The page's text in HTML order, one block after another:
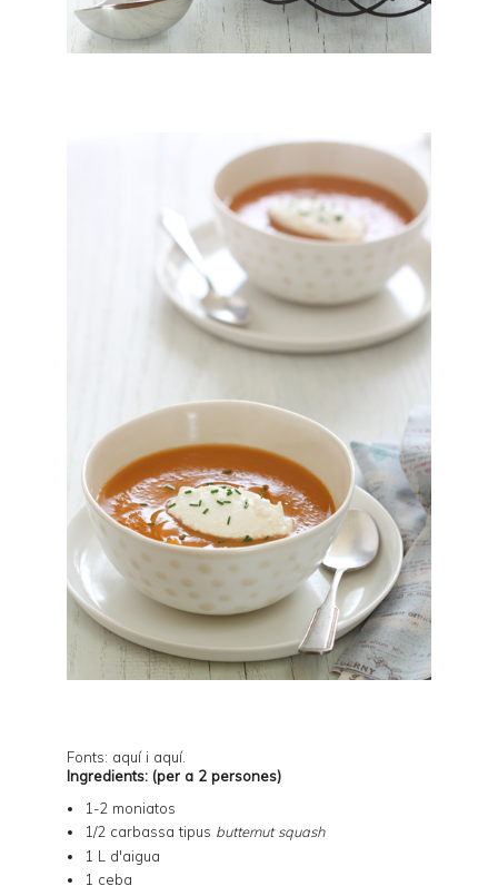
Fonts: aquíi aquí.
Ingredients: (per a 2 persones)
1-2 moniatos
1/2 carbassa tipus butternut squash
1 L d'aigua
1 ceba